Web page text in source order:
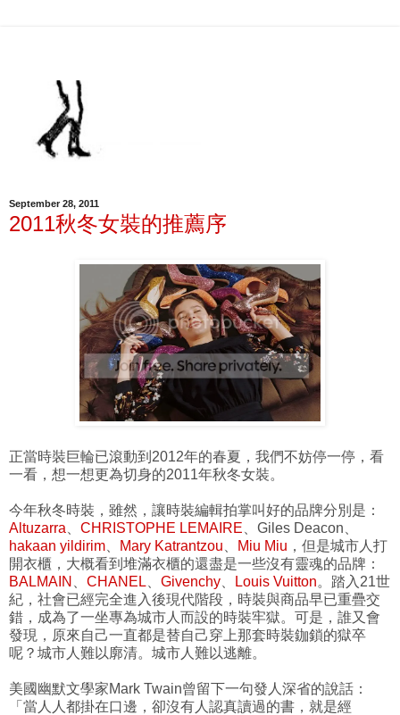
September 28, 2011
2011秋冬女裝的推薦序
正當時裝巨輪已滾動到2012年的春夏，我們不妨停一停，看
一看，想一想更為切身的2011年秋冬女裝。
今年秋冬時裝，雖然，讓時裝編輯拍掌叫好的品牌分別是：
Altuzarra
CHRISTOPHE LEMAIRE 、Giles Deacon、
hakaan yildirim
Mary Katrantzou Miu Miu ，但是城市人打
開衣櫃，大概看到堆滿衣櫃的還盡是一些沒有靈魂的品牌：
BALMAIN
CHANEL Givenchy Louis Vuitton。踏入21世
紀，社會已經完全進入後現代階段，時裝與商品早已重疊交
錯，成為了一坐專為城市人而設的時裝牢獄。可是，誰又會
發現，原來自己一直都是替自己穿上那套時裝鉫鎖的獄卒
呢？城市人難以廓清。城市人難以逃離。
美國幽默文學家Mark Twain曾留下一句發人深省的說話：
「當人人都掛在口邊，卻沒有人認真讀過的書，就是經